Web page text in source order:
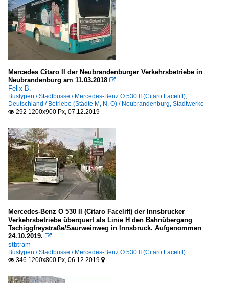
Mercedes Citaro II der Neubrandenburger Verkehrsbetriebe in
Neubrandenburg am 11.03.2018 
Felix B.
Bustypen / Stadtbusse / Mercedes-Benz O 530 II (Citaro Facelift),
Deutschland / Betriebe (Städte M, N, O) / Neubrandenburg, Stadtwerke
 292 1200x900 Px, 07.12.2019
Mercedes-Benz O 530 II (Citaro Facelift) der Innsbrucker
Verkehrsbetriebe überquert als Linie H den Bahnübergang
Tschiggfreystraße/Saurweinweg in Innsbruck. Aufgenommen
24.10.2019. 
stbtram
Bustypen / Stadtbusse / Mercedes-Benz O 530 II (Citaro Facelift)
 346 1200x800 Px, 06.12.2019 